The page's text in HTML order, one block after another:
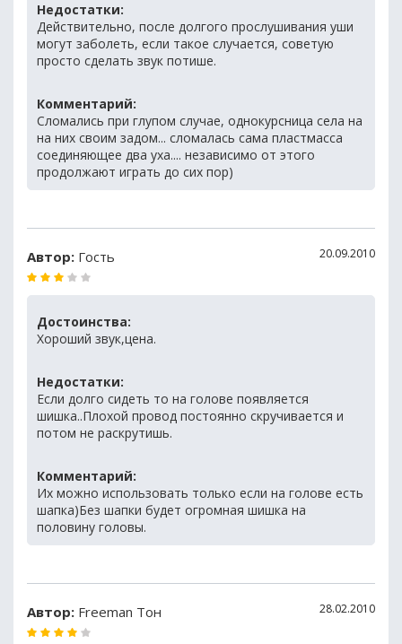
Недостатки:
Действительно, после долгого прослушивания уши
могут заболеть, если такое случается, советую
просто сделать звук потише.
Комментарий:
Сломались при глупом случае, однокурсница села на
на них своим задом... сломалась сама пластмасса
соединяющее два уха.... независимо от этого
продолжают играть до сих пор)
Автор: Гость 20.09.2010
Достоинства:
Хороший звук,цена.
Недостатки:
Если долго сидеть то на голове появляется
шишка..Плохой провод постоянно скручивается и
потом не раскрутишь.
Комментарий:
Их можно использовать только если на голове есть
шапка)Без шапки будет огромная шишка на
половину головы.
Автор: Freeman Тон 28.02.2010